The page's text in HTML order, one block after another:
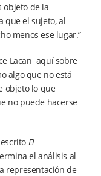
objeto de la
que el sujeto, al
menos ese lugar.”
Lacan aquí sobre
algo que no está
objeto lo que
no puede hacerse
El
el análisis al
representación de